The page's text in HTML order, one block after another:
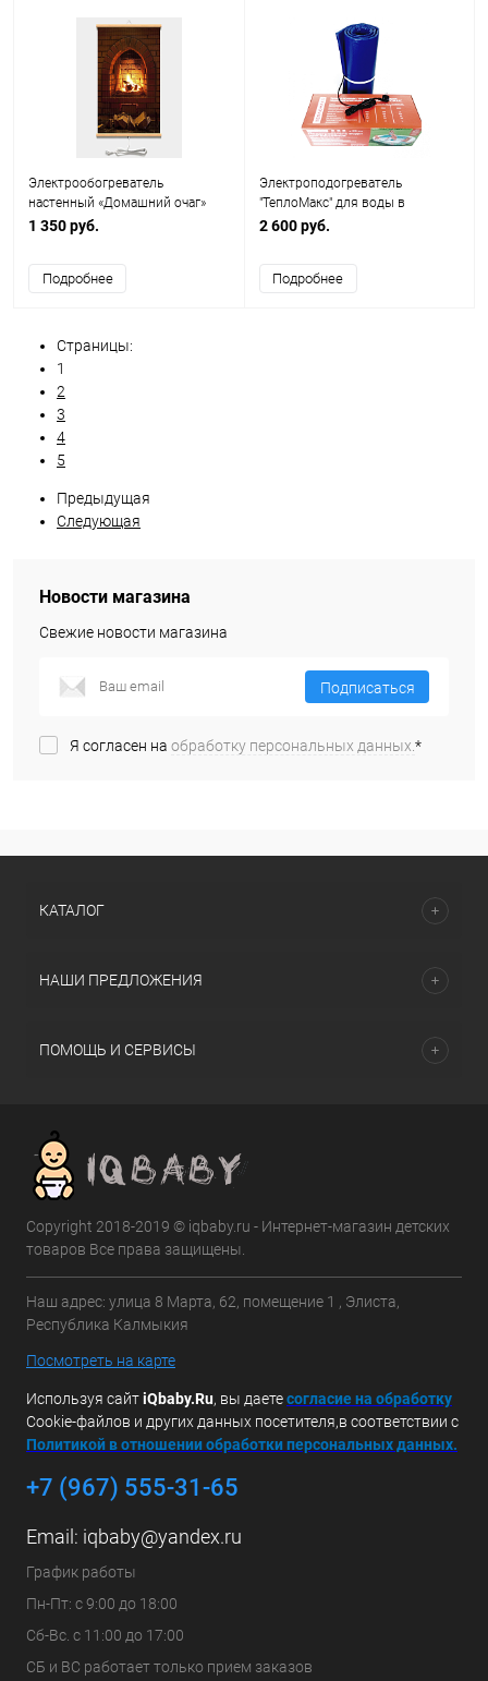
Электрообогреватель
настенный «Домашний очаг»
Камин ТУ 3468-002-75669324-
1 350 руб.
Подробнее
Электроподогреватель
"ТеплоМакс" для воды в
надувном (каркасном) бассейне
2 600 руб.
Подробнее
Страницы:
1
2
3
4
5
Предыдущая
Следующая
Новости магазина
Свежие новости магазина
Подписаться
Я согласен на обработку персональных данных.*
КАТАЛОГ
НАШИ ПРЕДЛОЖЕНИЯ
ПОМОЩЬ И СЕРВИСЫ
Copyright 2018-2019 © iqbaby.ru - Интернет-магазин детских
товаров Все права защищены.
Наш адрес: улица 8 Марта, 62, помещение 1 , Элиста,
Республика Калмыкия
Посмотреть на карте
Используя сайтiQbaby.Ru, вы даетесогласие на обработку
Cookie-файлов и других данных посетителя,в соответствии с
Политикой в отношении обработки персональных данных.
+7 (967) 555-31-65
Email: iqbaby@yandex.ru
График работы
Пн-Пт: с 9:00 до 18:00
Сб-Вс. с 11:00 до 17:00
СБ и ВС работает только прием заказов